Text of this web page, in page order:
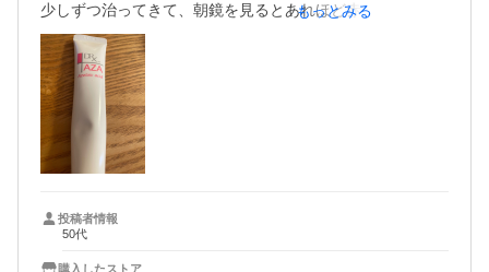
少しずつ治ってきて、朝鏡を見るとあれほど赤みがあった
のに、半分くらいになってました、今朝もローション後塗
りましたが全くピリピリ感もなく
しっとりとして、いい感じです。
私の様に乾燥肌で敏感な方には、こちらのAZAクリアおす
すめします
もっとみる
投稿者情報
50代
購入したストア